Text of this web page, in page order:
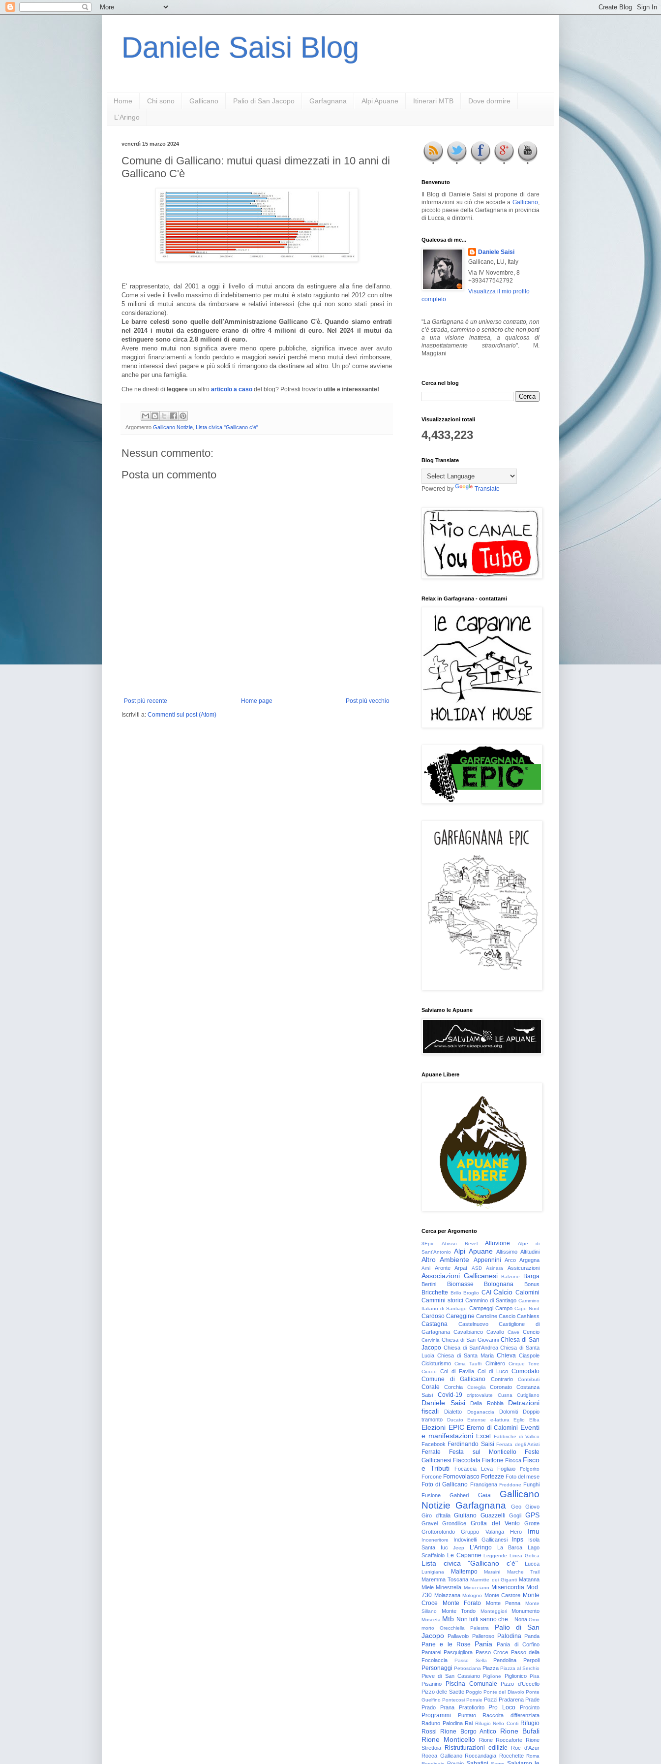
Daniele Saisi Blog
Home Chi sono Gallicano Palio di San Jacopo Garfagnana Alpi Apuane Itinerari MTB Dove dormire
L'Aringo
venerdì 15 marzo 2024
Comune di Gallicano: mutui quasi dimezzati in 10 anni di
Gallicano C'è
E' rappresentato, dal 2001 a oggi il livello di mutui ancora da estinguere alla fine dell'anno.
Come si vede il livello massimo di indebitamento per mutui è stato raggiunto nel 2012 con oltre
5 milioni di mutui ancora da rimborsare e relativi interessi (che qui non sono stati presi in
considerazione).
Le barre celesti sono quelle dell'Amministrazione Gallicano C'è. Quando siamo entrati
nel 2014 i mutui da estinguere erano di oltre 4 milioni di euro. Nel 2024 il mutui da
estinguere sono circa 2.8 milioni di euro.
Avere meno mutui non significa avere meno opere pubbliche, significa invece aver avuto
maggiori finanziamenti a fondo perduto e maggiori sevizi perché meno mutui devi rimborsare,
meno interessi devi pagare e più soldi ti rimangono da destinare ad altro. Un po' come avviene
anche per una famiglia.
Che ne diresti di leggere un altro articolo a caso del blog? Potresti trovarlo utile e interessante!
Argomento Gallicano Notizie Lista civica "Gallicano c'è"
Nessun commento:
Posta un commento
Post più recente Post più vecchio
Home page
Iscriviti a: Commenti sul post (Atom)
Benvenuto
Il Blog di Daniele Saisi si propone di dare
informazioni su ciò che accade a Gallicano
piccolo paese della Garfagnana in provincia
di Lucca, e dintorni.
Qualcosa di me...
Daniele Saisi
Gallicano, LU, Italy
Via IV Novembre, 8
+393477542792
Visualizza il mio profilo
completo
"La Garfagnana è un universo contratto, non
c’è strada, cammino o sentiero che non porti
a una visione inattesa, a qualcosa di
inaspettatamente straordinario". M.
Maggiani
Cerca nel blog
Visualizzazioni totali
4,433,223
Blog Translate
Powered by Translate
Relax in Garfagnana - contattami
Salviamo le Apuane
Apuane Libere
Cerca per Argomento
3Epic Abisso Revel Alluvione
Alpe di
Sant'Antonio
Alpi Apuane Altissimo Altitudini
Altro Ambiente Appennini Arco Argegna
Arni Aronte Arpat ASD Asinara Assicurazioni
Associazioni Gallicanesi Balzone Barga
Bertini Biomasse Bolognana Bonus
Bricchette Brillo Broglio CAI Calcio Calomini
Cammini storici Cammino di Santiago Cammino
Italiano di Santiago Campeggi Campo Capo Nord
Cardoso Careggine Cartoline Cascio Cashless
Castagna Castelnuovo
Castiglione di
Garfagnana Cavalbianco Cavallo Cave Cencio
Cervinia Chiesa di San Giovanni Chiesa di San
Jacopo Chiesa di Sant'Andrea Chiesa di Santa
Lucia Chiesa di Santa Maria Chieva Ciaspole
Cicloturismo
Cima Tauffi Cimitero
Cinque Terre
Ciocco
Col di Favilla Col di Luco Comodato
Comune di Gallicano
Contrario Contributi
Corale Corchia Coreglia Coronato
Costanza
Saisi
Covid-19 criptovalute Cusna Cutigliano
Daniele Saisi Della Robbia
Detrazioni
fiscali
Dialetto Doganaccia Dolomiti
Doppio
tramonto
Ducato Estense e-fattura Eglio Elba
Elezioni EPIC Eremo di Calomini Eventi
e manifestazioni Excel Fabbriche di Vallico
Facebook Ferdinando Saisi Ferrata degli Artisti
Ferrate Festa sul Monticello
Feste
Gallicanesi Fiaccolata Fiattone Fiocca Fisco
e Tributi
Focaccia Leva Fogliaio Folgorito
Forcone Fornovolasco Fortezze Foto del mese
Foto di Gallicano Francigena Freddone Funghi
Fusione
Gabberi Gaia
Gallicano
Notizie Garfagnana Geo
Giovo
Giro d'Italia
Giuliano Guazzelli Gogli GPS
Gravel Grondilice Grotta del Vento
Grotte
Grottorotondo
Gruppo Valanga Hero Imu
Inceneritore Indovinelli Gallicanesi Inps
Isola
Santa
Iuc Jeep L'Aringo La Barca
Lago
Scaffaiolo Le Capanne Leggende Linea Gotica
Lista civica "Gallicano c'è" Lucca
Lunigiana Maltempo Maraini Marche Trail
Maremma Toscana Marmitte dei Giganti Matanna
Miele Minestrella Minucciano Misericordia Mod.
730 Molazzana Mologno Monte Castore Monte
Croce
Monte Forato Monte Penna
Monte
Sillano
Monte Tondo Monteggiori Monumento
Mosceta Mtb Non tutti sanno che... Nona Omo
morto
Orecchiella Palestra
Palio di San
Jacopo
Pallavolo Palleroso Palodina Panda
Pane e le Rose Pania
Pania di Corfino
Pantarei Pasquigliora Passo Croce Passo della
Focolaccia
Passo Sella Pendolina Perpoli
Personaggi Petrosciana Piazza Piazza al Serchio
Pieve di San Cassiano Piglione Piglionico Pisa
Pisanino Piscina Comunale
Pizzo d'Uccello
Pizzo delle Saette Poggio Ponte del Diavolo Ponte
Guelfino Pontecosi Porraie Pozzi Pradarena Prade
Prado
Prana Pratofiorito Pro Loco Procinto
Programmi Puntato
Raccolta differenziata
Raduno Palodina Rai Rifugio Nello Conti Rifugio
Rossi
Rione Borgo Antico
Rione Bufali
Rione Monticello
Rione Roccaforte
Rione
Strettoia
Ristrutturazioni edilizie
Roc d'Azur
Rocca Gallicano Roccandagia Rocchette Roma